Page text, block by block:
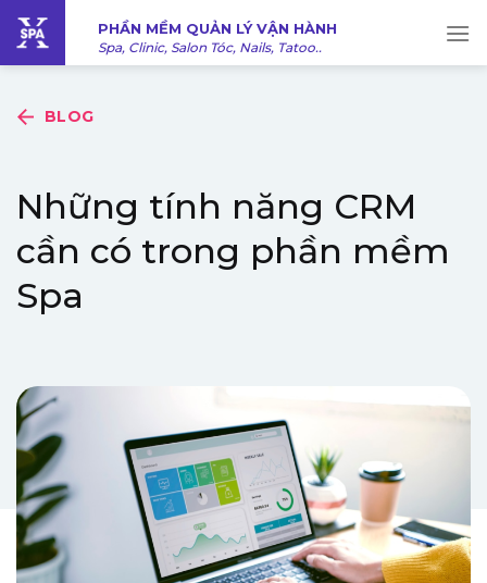
Bỏ
qua
nội
PHẦN MỀM QUẢN LÝ VẬN HÀNH
Spa, Clinic, Salon Tóc, Nails, Tatoo..
BLOG
Những tính năng CRM
cần có trong phần mềm
Spa